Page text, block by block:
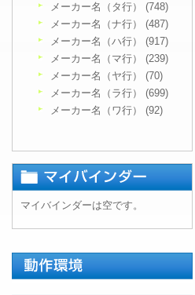
メーカー名（タ行） (748)
メーカー名（ナ行） (487)
メーカー名（ハ行） (917)
メーカー名（マ行） (239)
メーカー名（ヤ行） (70)
メーカー名（ラ行） (699)
メーカー名（ワ行） (92)
マイバインダーは空です。